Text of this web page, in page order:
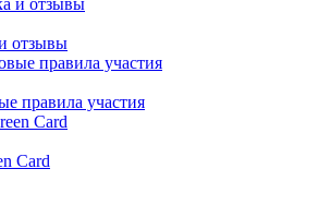
отзывы
правила участия
Card